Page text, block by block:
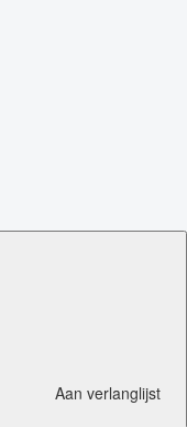
Aan verlanglijst